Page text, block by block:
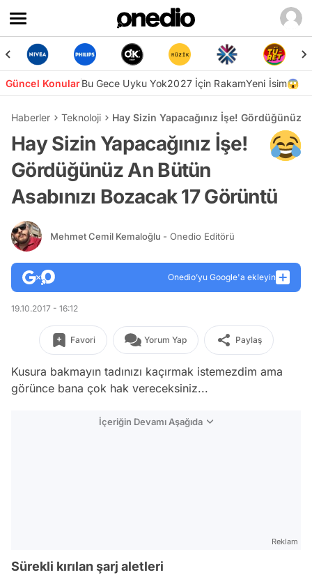
Güncel KonularBu Gece Uyku Yok2027 İçin RakamYeni İsim😱
Haberler Teknoloji Hay Sizin Yapacağınız İşe! Gördüğünüz
Hay Sizin Yapacağınız İşe!
Gördüğünüz An Bütün
Asabınızı Bozacak 17 Görüntü
Mehmet Cemil Kemaloğlu - Onedio Editörü
Onedio’yu Google'a ekleyin
19.10.2017 - 16:12
Favori Yorum Yap Paylaş
Kusura bakmayın tadınızı kaçırmak istemezdim ama
görünce bana çok hak vereceksiniz...
İçeriğin Devamı Aşağıda
Reklam
Sürekli kırılan şarj aletleri